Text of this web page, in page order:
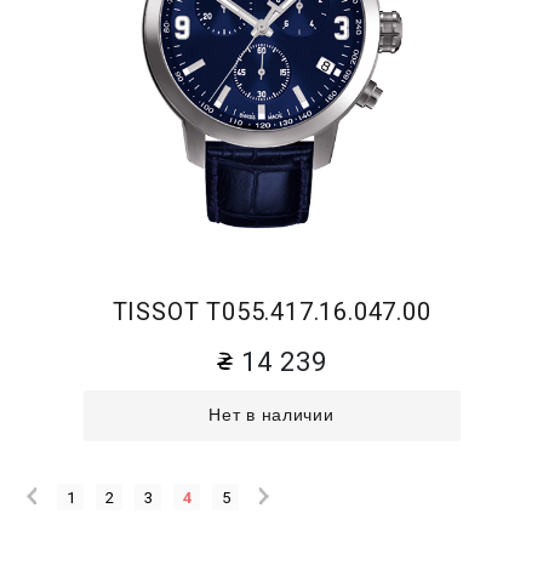
TISSOT T055.417.16.047.00
14 239
Нет в наличии
1 2 3 4 5